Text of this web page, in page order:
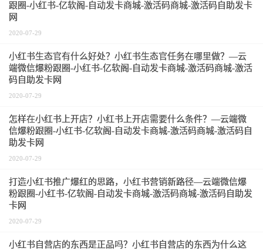
跟圈-小红书-亿软阁-自动发卡商城-激活码商城-激活码自助发卡
网
2020-07-29
小红书生态官有什么好处？小红书生态官任务在哪里做？—云
端微信爆粉跟圈-小红书-亿软阁-自动发卡商城-激活码商城-激活
码自助发卡网
2020-07-29
怎样在小红书上开店？小红书上开店需要什么条件？—云端微
信爆粉跟圈-小红书-亿软阁-自动发卡商城-激活码商城-激活码自
助发卡网
2020-07-29
打造小红书推广爆红的思路，小红书营销新路径—云端微信爆
粉跟圈-小红书-亿软阁-自动发卡商城-激活码商城-激活码自助发
卡网
2020-07-29
小红书自营店的东西是正品吗？小红书自营店的东西为什么这